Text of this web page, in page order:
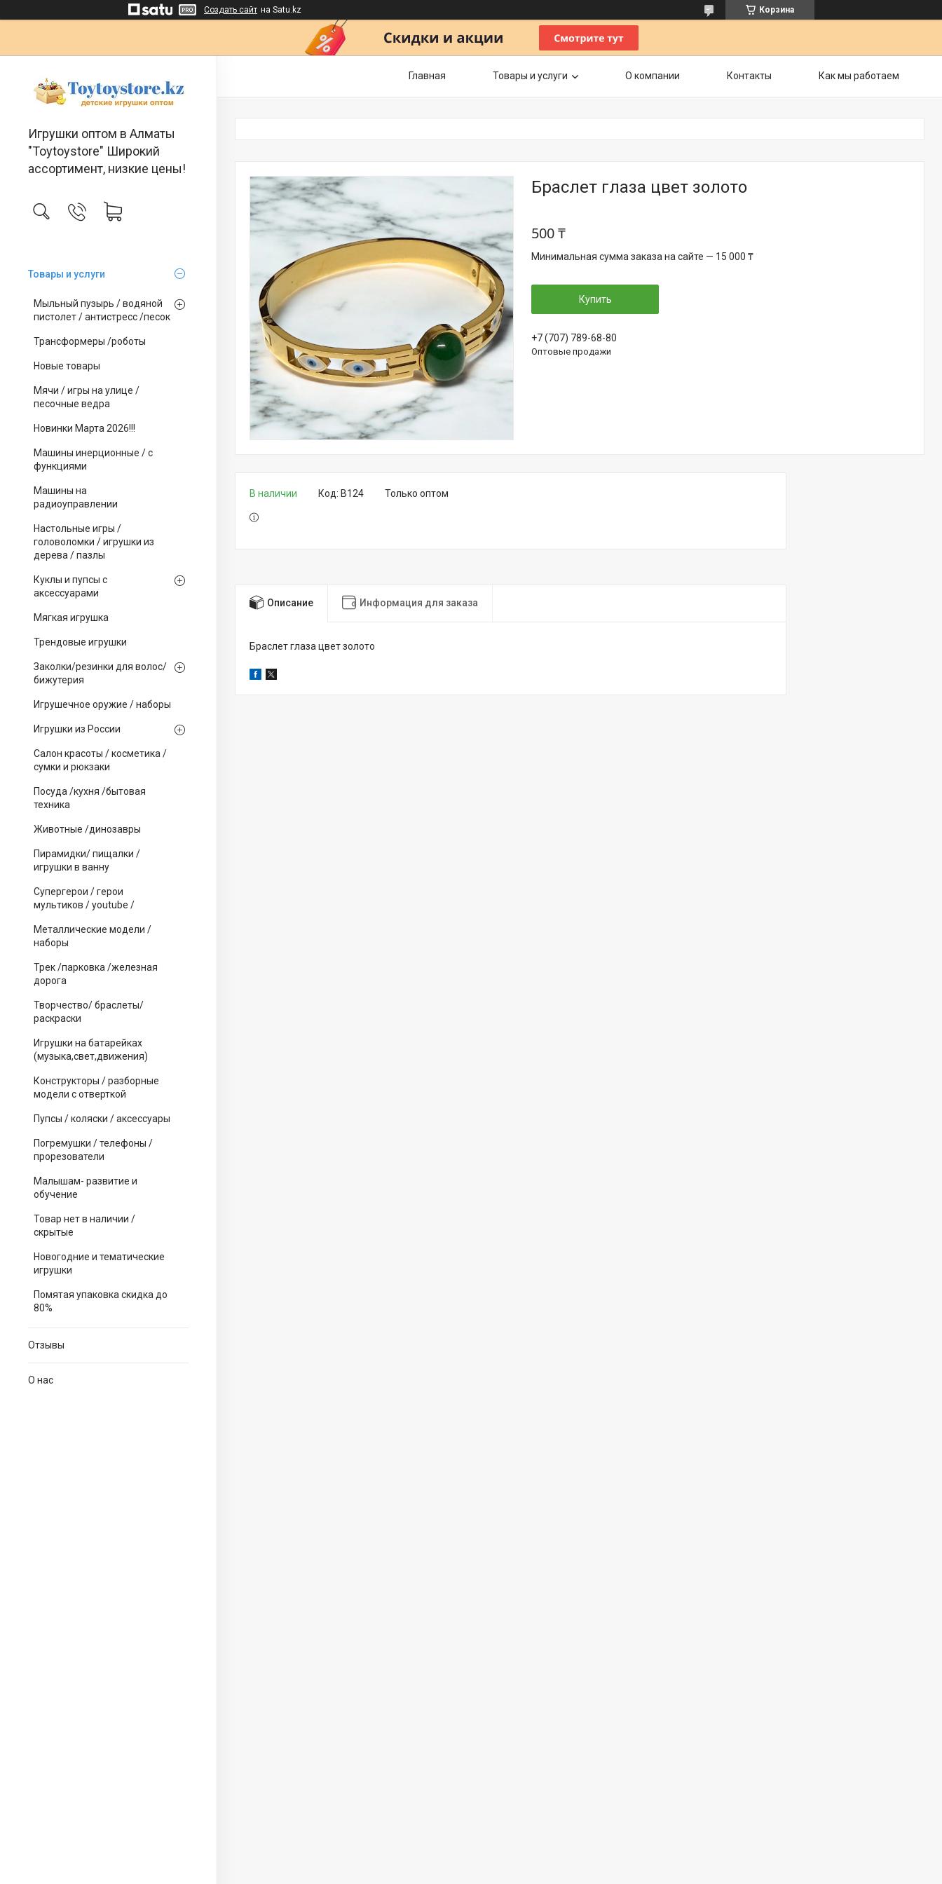
Создать сайт на Satu.kz Корзина
Игрушки оптом в Алматы
"Toytoystore" Широкий
ассортимент, низкие цены!
Товары и услуги
Мыльный пузырь / водяной
пистолет / антистресс /песок
Трансформеры /роботы
Новые товары
Мячи / игры на улице /
песочные ведра
Новинки Марта 2026!!!
Машины инерционные / с
функциями
Машины на
радиоуправлении
Настольные игры /
головоломки / игрушки из
дерева / пазлы
Куклы и пупсы с
аксессуарами
Мягкая игрушка
Трендовые игрушки
Заколки/резинки для волос/
бижутерия
Игрушечное оружие / наборы
Игрушки из России
Салон красоты / косметика /
сумки и рюкзаки
Посуда /кухня /бытовая
техника
Животные /динозавры
Пирамидки/ пищалки /
игрушки в ванну
Супергерои / герои
мультиков / youtube /
Металлические модели /
наборы
Трек /парковка /железная
дорога
Творчество/ браслеты/
раскраски
Игрушки на батарейках
(музыка,свет,движения)
Конструкторы / разборные
модели с отверткой
Пупсы / коляски / аксессуары
Погремушки / телефоны /
прорезователи
Малышам- развитие и
обучение
Товар нет в наличии /
скрытые
Новогодние и тематические
игрушки
Помятая упаковка скидка до
80%
Отзывы
О нас
Главная Товары и услуги О компании Контакты Как мы работаем
Браслет глаза цвет золото
500 ₸
Минимальная сумма заказа на сайте — 15 000 ₸
Купить
+7 (707) 789-68-80
Оптовые продажи
В наличии Только оптом
Код: B124
Описание Информация для заказа
Браслет глаза цвет золото